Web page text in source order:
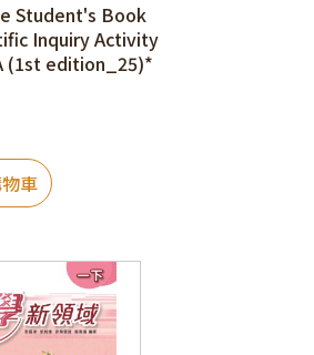
Student's Book
Inquiry Activity
(1st edition_25)*
車